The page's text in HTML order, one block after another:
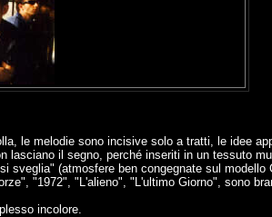
le melodie sono incisive solo a tratti, le idee
il segno, perché inseriti in un tessuto
(atmosfere ben congegnate sul
"1972", "L'alieno", "L'ultimo Giorno", sono
incolore.